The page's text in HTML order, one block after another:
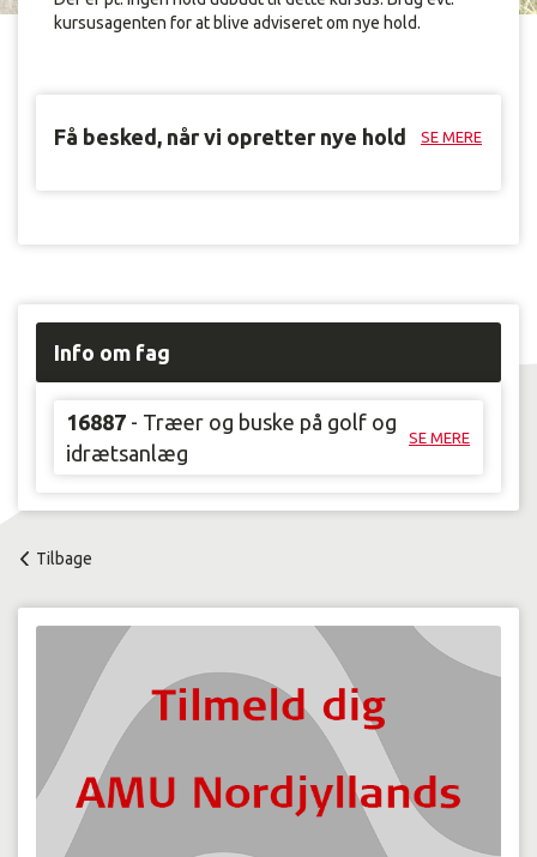
kursusagenten for at blive adviseret om nye hold.
Få besked, når vi opretter nye hold SE MERE
Info om fag
16887 - Træer og buske på golf og
idrætsanlæg
SE MERE
Tilbage